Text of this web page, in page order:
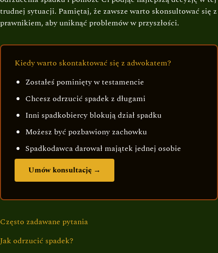
trudnej sytuacji. Pamiętaj, że zawsze warto skonsultować się z
prawnikiem, aby uniknąć problemów w przyszłości.
Kiedy warto skontaktować się z adwokatem?
Zostałeś pominięty w testamencie
Chcesz odrzucić spadek z długami
Inni spadkobiercy blokują dział spadku
Możesz być pozbawiony zachowku
Spadkodawca darował majątek jednej osobie
Umów konsultację →
Często zadawane pytania
Jak odrzucić spadek?